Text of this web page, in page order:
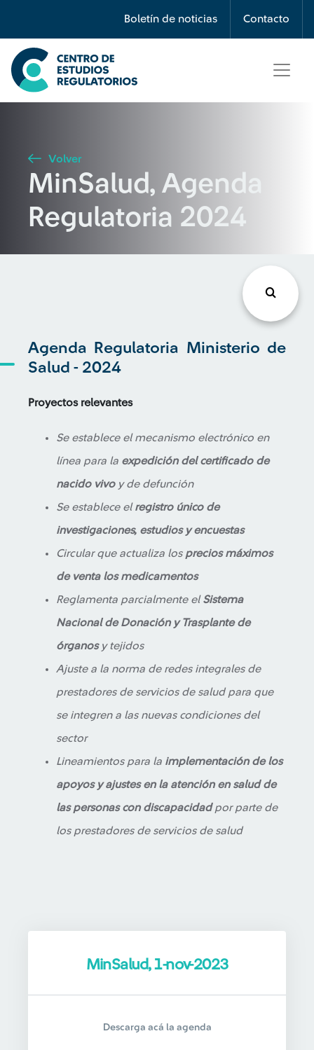
Boletín de noticias Contacto
Búsqueda
Seleccione país
Buscar
Volver
MinSalud, Agenda
Regulatoria 2024
Agenda Regulatoria Ministerio de
Salud - 2024
Proyectos relevantes
Se establece el mecanismo electrónico en
línea para la expedición del certificado de
nacido vivoy de defunción
Se establece elregistro único de
investigaciones, estudios y encuestas
Circular que actualiza los precios máximos
de venta los medicamentos
Reglamenta parcialmente elSistema
Nacional de Donación y Trasplante de
órganosy tejidos
Ajuste a la norma de redes integrales de
prestadores de servicios de salud para que
se integren a las nuevas condiciones del
sector
Lineamientos para la implementación de los
apoyos y ajustes en la atención en salud de
las personas con discapacidadpor parte de
los prestadores de servicios de salud
MinSalud, 1-nov-2023
Descarga acá la agenda